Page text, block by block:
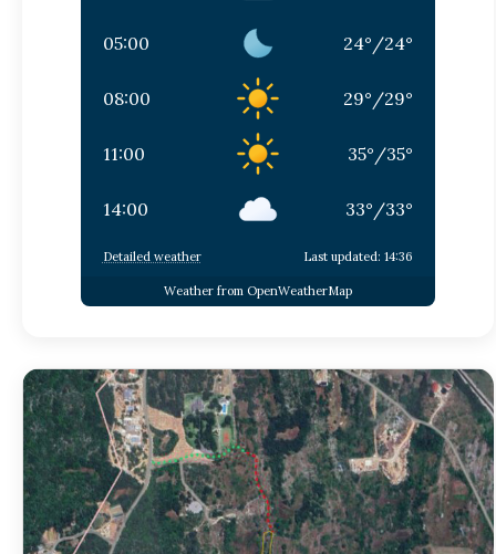
05:00 24° /24°
08:00 29° /29°
11:00 35° /35°
14:00 33° /33°
Detailed weather Last updated: 14:36
Weather from OpenWeatherMap